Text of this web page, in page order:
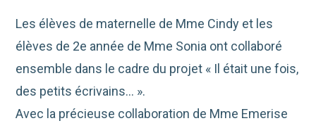
Les élèves de maternelle de Mme Cindy et les
élèves de 2e année de Mme Sonia ont collaboré
ensemble dans le cadre du projet « Il était une fois,
des petits écrivains… ».
Avec la précieuse collaboration de Mme Emerise